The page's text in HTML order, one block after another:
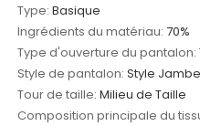
Type: Basique
Ingrédients du matériau: 70%
Type d'ouverture du pantalon:
Style de pantalon: Style
Tour de taille: Milieu de Taille
Composition principale du